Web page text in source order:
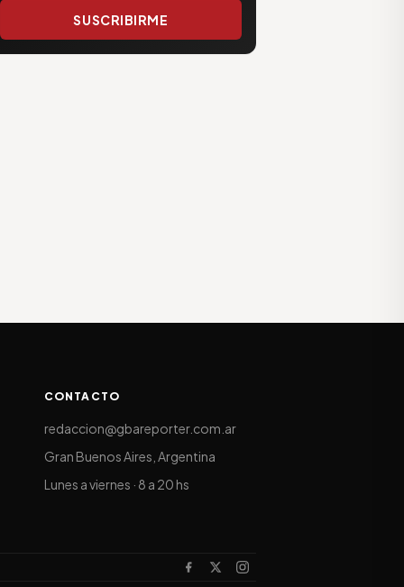
SUSCRIBIRME
CONTACTO
redaccion@gbareporter.com.ar
Gran Buenos Aires, Argentina
Lunes a viernes · 8 a 20 hs